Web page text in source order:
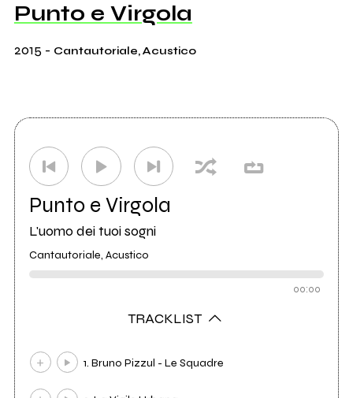
Punto e Virgola
2015- Cantautoriale, Acustico
Punto e Virgola
L'uomo dei tuoi sogni
Cantautoriale, Acustico
00:00
TRACKLIST
1. Bruno Pizzul - Le Squadre